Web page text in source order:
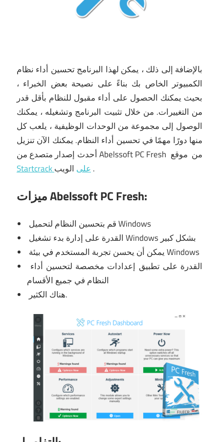
بالإضافة إلى ذلك ، يمكن لهذا البرنامج تحسين أداء نظام
الكمبيوتر الخاص بك بناءً على نصيحة بعض الخبراء ،
بحيث يمكنك الحصول على أداء مقبول للنظام بأقل قدر
من التغييرات. من خلال تثبيت البرنامج وتشغيله ، يمكنك
الوصول إلى مجموعة من الوحدات الوظيفية ، يلعب كل
منها دورًا مهمًا في تحسين أداء النظام. يمكنك الآنتنزيل
أحدث إصدار متصدعAbelssoft PC Fresh من موقع
Startcrack على .
ميزات Abelssoft PC Fresh:
قم بتحسين النظام لتحميل Windows
القدرة على إدارة بدء تشغيل Windows بشكل كبير
يمكن أن يحسن تجربة المستخدم في بيئة Windows
النظام في جميع الأقسام
هناك الكثير.